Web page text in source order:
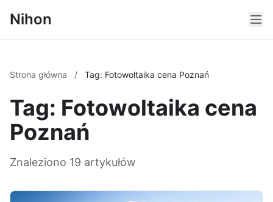
Nihon
Strona główna / Tag: Fotowoltaika cena Poznań
Tag: Fotowoltaika cena
Poznań
Znaleziono 19 artykułów